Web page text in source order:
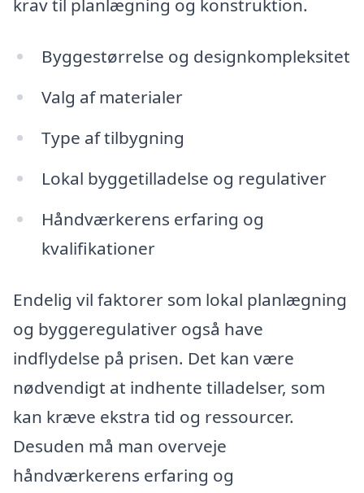
Byggestørrelse og designkompleksitet
Valg af materialer
Type af tilbygning
Lokal byggetilladelse og regulativer
Håndværkerens erfaring og
kvalifikationer
Endelig vil faktorer som lokal planlægning
og byggeregulativer også have
indflydelse på prisen. Det kan være
nødvendigt at indhente tilladelser, som
kan kræve ekstra tid og ressourcer.
Desuden må man overveje
håndværkerens erfaring og